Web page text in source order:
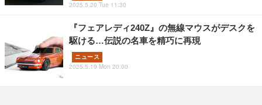
2025.5.20 Tue 11:30
『フェアレディ240Z』の無線マウスがデスクを
駆ける…伝説の名車を精巧に再現
ニュース
2025.5.19 Mon 20:00